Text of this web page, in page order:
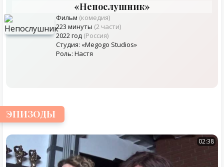
«Непослушник»
Фильм (комедия)
223 минуты (2 части)
2022 год (Россия)
Студия: «Megogo Studios»
Роль: Настя
ЭПИЗОДЫ
02:38